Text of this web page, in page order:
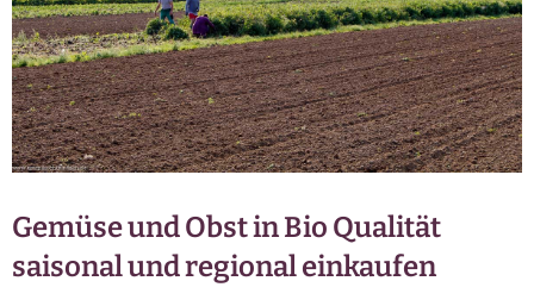
Gemüse und Obst in Bio Qualität
saisonal und regional einkaufen